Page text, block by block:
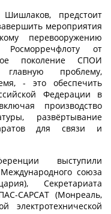
предстоит
мероприятия
перевооружению
от
поколение СПОИ
проблему,
- это обеспечить
Федерации в
производство
развёртывание
для связи и
выступили
союза
Секретариата
САРСАТ (Монреаль,
электротехнической